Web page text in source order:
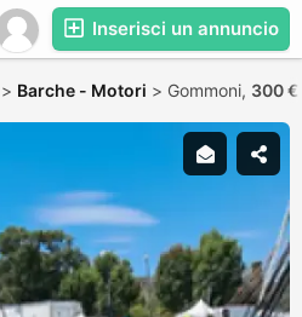
Inserisci un annuncio
> Barche - Motori > Gommoni, 300 €